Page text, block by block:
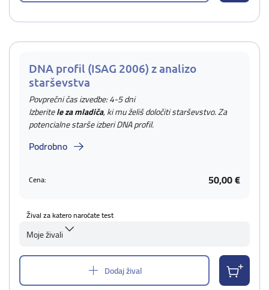
DNA profil (ISAG 2006) z analizo
starševstva
Povprečni čas izvedbe: 4-5 dni
Izberitele za mladiča, ki mu želiš določiti starševstvo. Za
potencialne starše izberi DNA profil.
Podrobno
Cena: 50,00 €
Žival za katero naročate test
Moje živali
Dodaj žival